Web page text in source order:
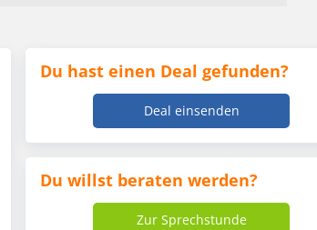
Du hast einen Deal gefunden?
Deal einsenden
Du willst beraten werden?
Zur Sprechstunde